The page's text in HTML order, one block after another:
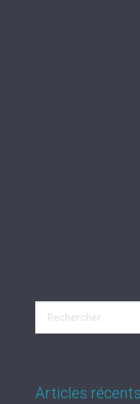
Articles récents